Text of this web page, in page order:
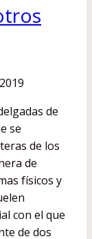
de
se
de los
de
físicos y
con el que
de dos